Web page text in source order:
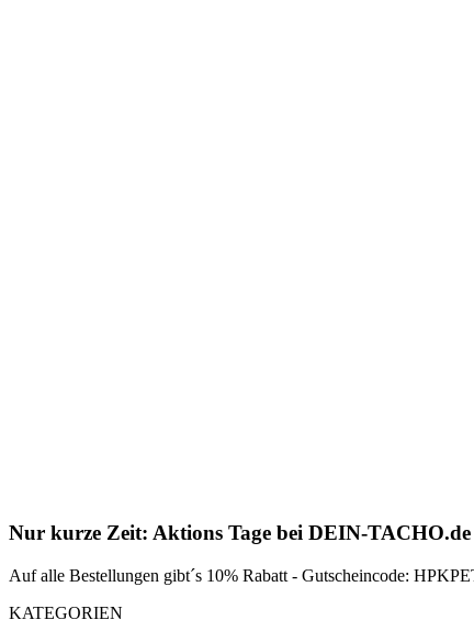
Nur kurze Zeit: Aktions Tage bei DEIN-TACHO.de
Auf alle Bestellungen gibt´s 10% Rabatt - Gutscheincode:
KATEGORIEN